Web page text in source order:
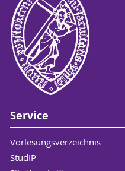
Service
Vorlesungsverzeichnis
StudIP